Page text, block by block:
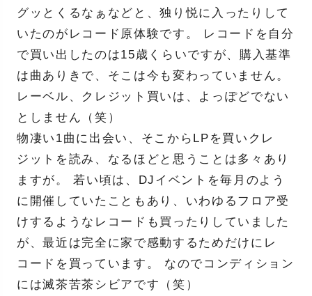
グッとくるなぁなどと、独り悦に入ったりして
いたのがレコード原体験です。 レコードを自分
で買い出したのは15歳くらいですが、購入基準
は曲ありきで、そこは今も変わっていません。
レーベル、クレジット買いは、よっぽどでない
としません（笑）
物凄い1曲に出会い、そこからLPを買いクレ
ジットを読み、なるほどと思うことは多々あり
ますが。 若い頃は、DJイベントを毎月のよう
に開催していたこともあり、いわゆるフロア受
けするようなレコードも買ったりしていました
が、最近は完全に家で感動するためだけにレ
コードを買っています。 なのでコンディション
には滅茶苦茶シビアです（笑）